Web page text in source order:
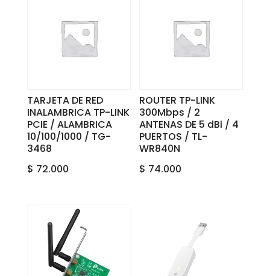
TARJETA DE RED
INALAMBRICA TP-LINK
PCIE / ALAMBRICA
10/100/1000 / TG-
3468
$ 72.000
ROUTER TP-LINK
300Mbps / 2
ANTENAS DE 5 dBi / 4
PUERTOS / TL-
WR840N
$ 74.000